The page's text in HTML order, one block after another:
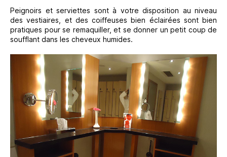
Peignoirs et serviettes sont à votre disposition au niveau
des vestiaires, et des coiffeuses bien éclairées sont bien
pratiques pour se remaquiller, et se donner un petit coup de
soufflant dans les cheveux humides.